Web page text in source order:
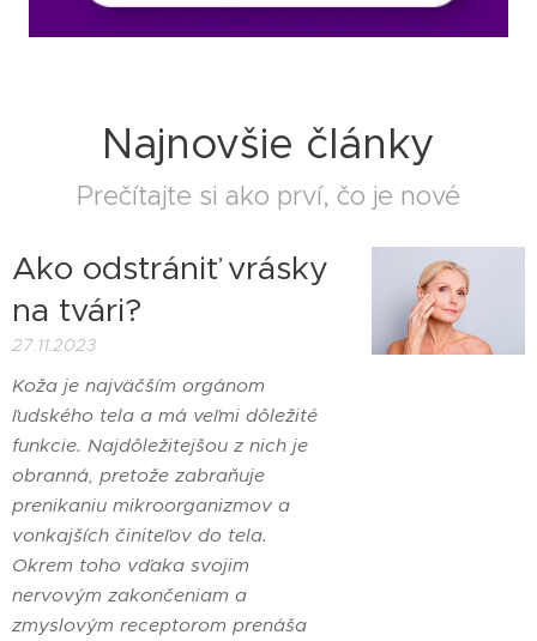
Najnovšie články
Prečítajte si ako prví, čo je nové
Ako odstrániť vrásky
na tvári?
27.11.2023
Koža je najväčším orgánom
ľudského tela a má veľmi dôležité
funkcie. Najdôležitejšou z nich je
obranná, pretože zabraňuje
prenikaniu mikroorganizmov a
vonkajších činiteľov do tela.
Okrem toho vďaka svojim
nervovým zakončeniam a
zmyslovým receptorom prenáša